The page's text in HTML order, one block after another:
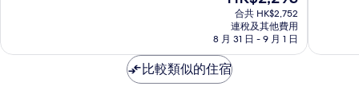
卓
售
HK$2,293
合共 HK$2,752
連稅及其他費用
8 月 31 日 - 9 月 1 日
卓
比較類似的住宿